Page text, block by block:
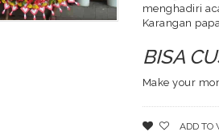
menghadiri
Karangan
BISA
Make your
ADD TO